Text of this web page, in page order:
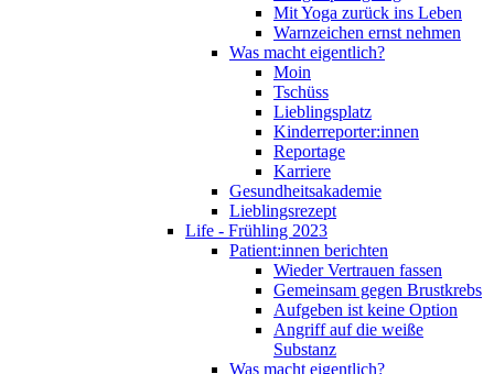
Mit Yoga zurück ins Leben
Warnzeichen ernst nehmen
Was macht eigentlich?
Moin
Tschüss
Lieblingsplatz
Kinderreporter:innen
Reportage
Karriere
Gesundheitsakademie
Lieblingsrezept
Life - Frühling 2023
Patient:innen berichten
Wieder Vertrauen fassen
Gemeinsam gegen Brustkrebs
Aufgeben ist keine Option
Angriff auf die weiße
Substanz
Was macht eigentlich?